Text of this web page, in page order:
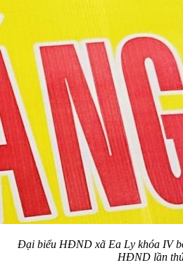
Đại biểu HĐND xã Ea Ly khóa IV
HĐND lần